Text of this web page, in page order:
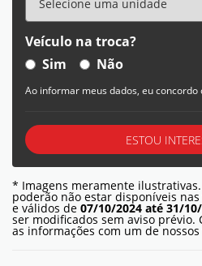
Veículo na troca?
Sim
Não
Ao informar meus dados, eu concordo
ESTOU
* Imagens meramente
poderão não estar disponíveis
e válidos de 07/10/2024 até 31/
ser modificados sem aviso prévio.
as informações com um de